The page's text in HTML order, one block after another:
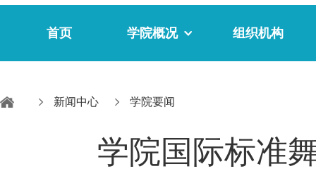
首页 学院概况 组织机构
新闻中心 学院要闻
学院国际标准